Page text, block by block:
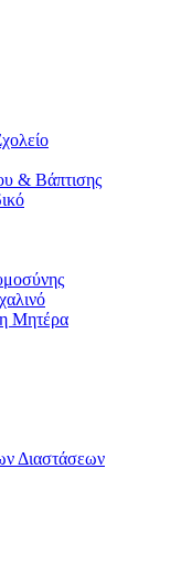
& Βάπτισης
Μητέρα
Διαστάσεων